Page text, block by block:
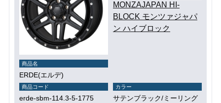
MONZAJAPAN HI-
BLOCK モンツァジャパ
ン ハイブロック
商品名
ERDE(エルデ)
商品コード
erde-sbm-114.3-5-1775
カラー
サテンブラック/ミーリング